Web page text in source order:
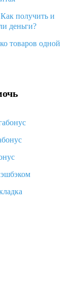
получить и
деньги?
товаров одной
и что
паспортные
Алиэкспресс
вернут деньги?
их получить и
метод доставки и
Алиэкспресс